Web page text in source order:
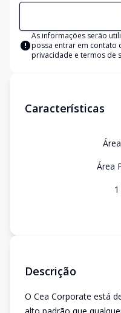
As informações serão
possa entrar em contato
privacidade e termos de
Características
Área
1
Descrição
O Cea Corporate está